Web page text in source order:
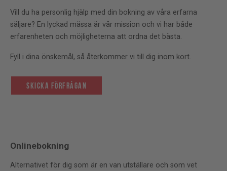
Vill du ha personlig hjälp med din bokning av våra erfarna
säljare? En lyckad mässa är vår mission och vi har både
erfarenheten och möjligheterna att ordna det bästa.
Fyll i dina önskemål, så återkommer vi till dig inom kort.
Skicka förfrågan
Onlinebokning
Alternativet för dig som är en van utställare och som vet